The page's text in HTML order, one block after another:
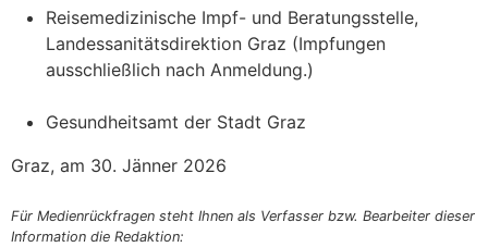
Reisemedizinische Impf- und Beratungsstelle,
Landessanitätsdirektion Graz (Impfungen
ausschließlich nach Anmeldung.)
Gesundheitsamt der Stadt Graz
Graz, am 30. Jänner 2026
Für Medienrückfragen steht Ihnen als Verfasser bzw. Bearbeiter dieser
Information die Redaktion: